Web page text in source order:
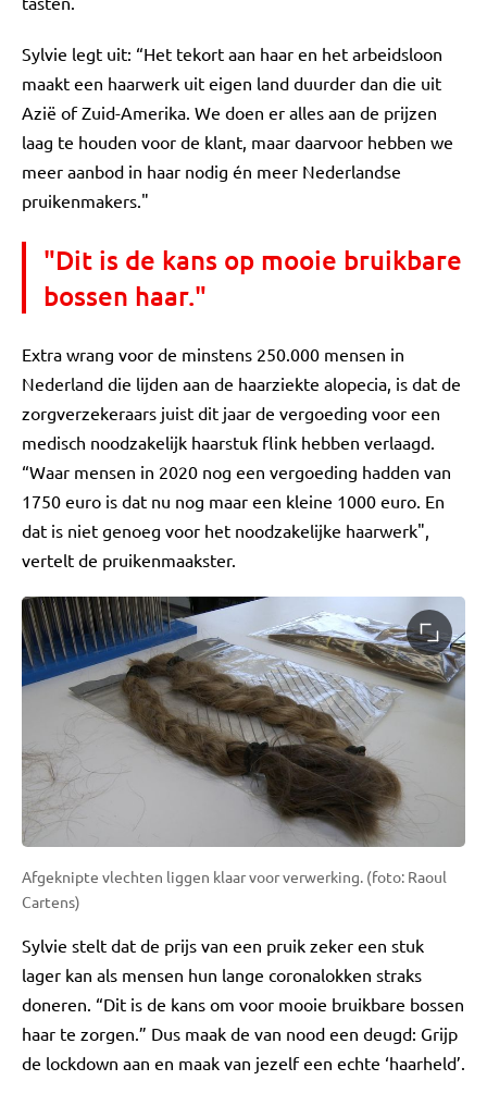
Sylvie legt uit: “Het tekort aan haar en het arbeidsloon
maakt een haarwerk uit eigen land duurder dan die uit
Azië of Zuid-Amerika. We doen er alles aan de prijzen
laag te houden voor de klant, maar daarvoor hebben we
meer aanbod in haar nodig én meer Nederlandse
pruikenmakers."
"Dit is de kans op mooie bruikbare
bossen haar."
Extra wrang voor de minstens 250.000 mensen in
Nederland die lijden aan de haarziekte alopecia, is dat de
zorgverzekeraars juist dit jaar de vergoeding voor een
medisch noodzakelijk haarstuk flink hebben verlaagd.
“Waar mensen in 2020 nog een vergoeding hadden van
1750 euro is dat nu nog maar een kleine 1000 euro. En
dat is niet genoeg voor het noodzakelijke haarwerk",
vertelt de pruikenmaakster.
Afgeknipte vlechten liggen klaar voor verwerking. (foto: Raoul
Cartens)
Sylvie stelt dat de prijs van een pruik zeker een stuk
lager kan als mensen hun lange coronalokken straks
doneren. “Dit is de kans om voor mooie bruikbare bossen
haar te zorgen.” Dus maak de van nood een deugd: Grijp
de lockdown aan en maak van jezelf een echte ‘haarheld’.